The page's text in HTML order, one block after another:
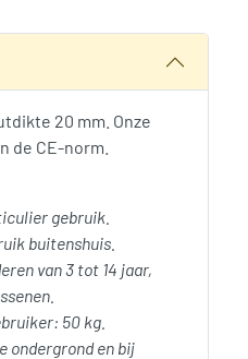
20 mm. Onze
de CE-norm.
gebruik.
buitenshuis.
van 3 tot 14 jaar,
50 kg.
ondergrond en bij